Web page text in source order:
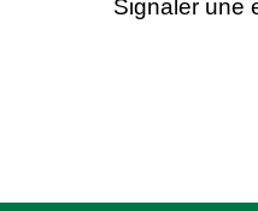
Signaler une